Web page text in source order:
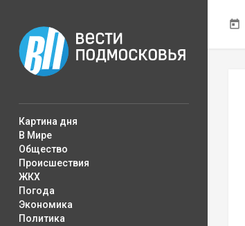
Картина дня
В Мире
Общество
Происшествия
ЖКХ
Погода
Экономика
Политика